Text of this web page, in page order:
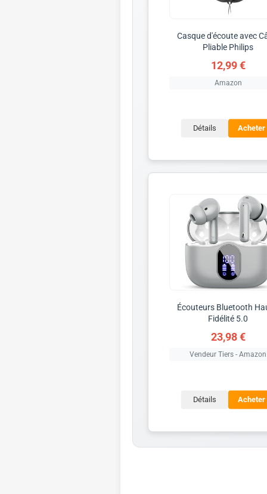
Casque d'écoute avec
Pliable Philips
12,99 €
Amazon
Détails Acheter
Écouteurs Bluetooth
Fidélité 5.0
23,98 €
Vendeur Tiers - Amazon
Détails Acheter